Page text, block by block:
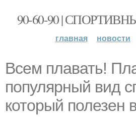
90-60-90 |
главная новости
Всем плавать!
популярный вид
который полезен